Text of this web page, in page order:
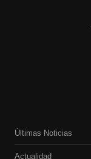
Últimas Noticias
Actualidad